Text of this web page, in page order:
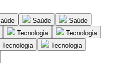
Saúde
Saúde
Tecnologia
Tecnologia
Tecnologia
Tecnologia